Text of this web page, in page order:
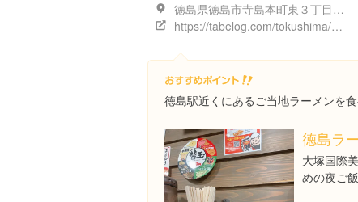
徳島県徳島市寺島本町東３丁目６ 旭ビル 1F
https://tabelog.com/tokushima/A3601/A360101/36000076/
徳島駅近くにあるご当地ラーメンを食
徳島ラ
大塚国際
めの夜ご飯